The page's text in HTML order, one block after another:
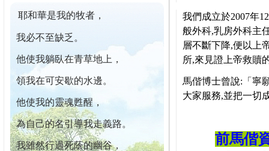
耶和華是我的牧者，
我必不至缺乏。
他使我躺臥在青草地上，
領我在可安歇的水邊。
他使我的靈魂甦醒，
為自己的名引導我走義路。
我雖然行過死蔭的幽谷，
我們成立於2007年
般外科,乳房外科主
層不斷下降,便以上
所,來見證上帝救贖
馬偕博士曾說:「寧
大家服務,並把一切
前馬偕